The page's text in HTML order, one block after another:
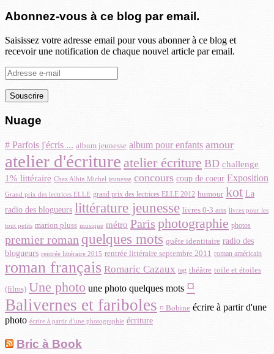
Abonnez-vous à ce blog par email.
Saisissez votre adresse email pour vous abonner à ce blog et
recevoir une notification de chaque nouvel article par email.
Adresse
e-
mail
Nuage
# Parfois j'écris ... album jeunesse album pour enfants amour
atelier d'écriture atelier écriture BD challenge
1% littéraire Chez Albin Michel jeunesse concours coup de coeur Exposition
Grand prix des lectrices ELLE grand prix des lectrices ELLE 2012 humour kot La
radio des blogueurs littérature jeunesse livres 0-3 ans livres pour les
tout petits marion pluss musique métro Paris photographie photos
premier roman quelques mots quête identitaire radio des
blogueurs rentrée littéraire 2015 rentrée littéraire septembre 2011 roman américain
roman français Romaric Cazaux tag théâtre toile et étoiles
(films) Une photo une photo quelques mots ¤
Balivernes et fariboles ¤ Bobine écrire à partir d'une
photo écrire à partir d'une photographie écriture
Bric à Book